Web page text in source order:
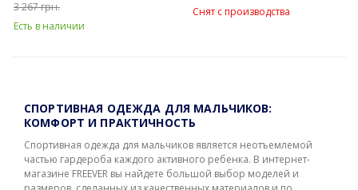
3 267 грн.
Есть в наличии
Снят с производства
СПОРТИВНАЯ ОДЕЖДА ДЛЯ МАЛЬЧИКОВ:
КОМФОРТ И ПРАКТИЧНОСТЬ
Спортивная одежда для мальчиков является неотъемлемой
частью гардероба каждого активного ребенка. В интернет-
магазине FREEVER вы найдете большой выбор моделей и